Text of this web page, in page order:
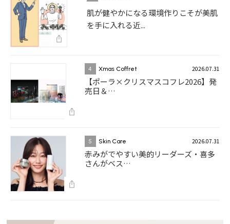
肌が健やかになる環境作りこそが美肌
を手に入れる近...
4 Xmas Coffret 2026.07.31
【ポーラ×クリスマスコフレ2026】発
売日＆…
5 Skin Care 2026.07.31
赤みがでやすい美的リーダーズ・喜多
さんがベス…